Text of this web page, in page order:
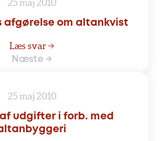
25 maj 2010
afgørelse om altankvist
Læs svar →
Næste →
25 maj 2010
udgifter i forb. med